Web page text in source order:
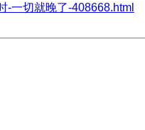
-一切就晚了-408668.html